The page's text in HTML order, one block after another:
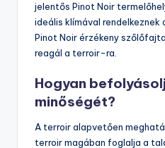
jelentős Pinot Noir
ideális klímával
Pinot Noir érzékeny
reagál a terroir-ra.
Hogyan
minőségét?
A terroir alapvetően
terroir magában foglalja a